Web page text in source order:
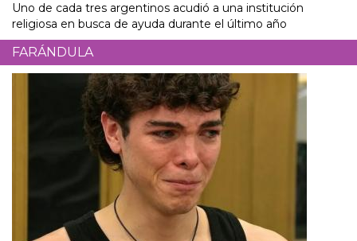
Uno de cada tres argentinos acudió a una institución
religiosa en busca de ayuda durante el último año
FARÁNDULA